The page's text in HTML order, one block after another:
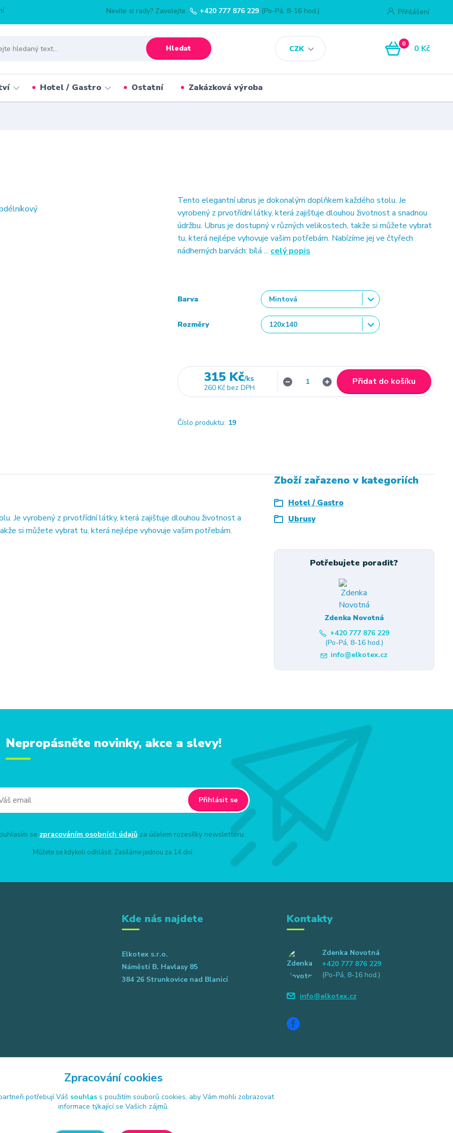
CZK
Přihlášení
Hledat
Nevíte si rady? Zavolejte. +420 777 876 229 (Po-Pá, 8-16 hod.)
0 0 Kč
Hotel / Gastro Ostatní Zakázková výroba
Tento elegantní ubrus je dokonalým doplňkem každého stolu. Je
vyrobený z prvotřídní látky, která zajišťuje dlouhou životnost a snadnou
údržbu. Ubrus je dostupný v různých velikostech, takže si můžete vybrat
tu, která nejlépe vyhovuje vašim potřebám. Nabízíme jej ve čtyřech
nádherných barvách: bílá ... celý popis
Barva
Rozměry
315 Kč/ks
260 Kč bez DPH
Přidat do košíku
Číslo produktu: 19
Je vyrobený z prvotřídní látky, která zajišťuje dlouhou životnost a
si můžete vybrat tu, která nejlépe vyhovuje vašim potřebám.
Zboží zařazeno v kategoriích
Hotel / Gastro
Ubrusy
Potřebujete poradit?
Zdenka Novotná
+420 777 876 229
(Po-Pá, 8-16 hod.)
info@elkotex.cz
Nepropásněte novinky, akce a slevy!
Přihlásit se
se zpracováním osobních údajůza účelem rozesílky newsletteru.
Můžete se kdykoli odhlásit. Zasíláme jednou za 14 dní.
Kde nás najdete
Elkotex s.r.o.
Náměstí B. Havlasy 85
384 26 Strunkovice nad Blanicí
Kontakty
Zdenka Novotná
+420 777 876 229
(Po-Pá, 8-16 hod.)
info@elkotex.cz
Zpracování cookies
potřebují Váš souhlass použitím souborů cookies, aby Vám mohli zobrazovat
informace týkající se Vašich zájmů.